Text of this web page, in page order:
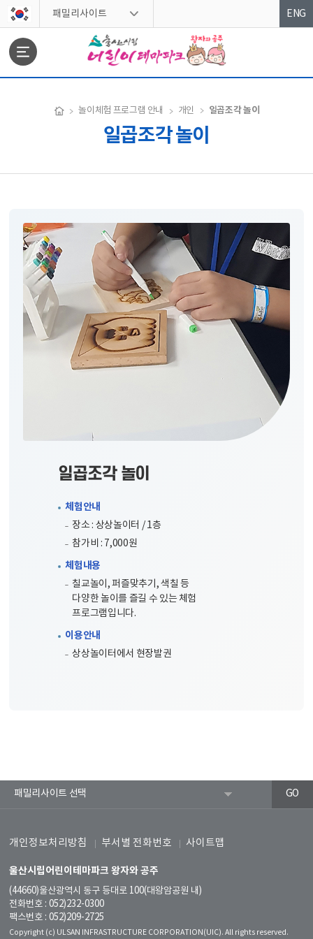
스킵네비게이션
패밀리사이트 ENG
문서위치 놀이체험 프로그램 안내 개인 일곱조각 놀이
일곱조각 놀이
일곱조각 놀이
체험안내
장소 : 상상놀이터 / 1층
참가비 : 7,000원
체험내용
칠교놀이, 퍼즐맞추기, 색칠 등
다양한 놀이를 즐길 수 있는 체험
프로그램입니다.
이용안내
상상놀이터에서 현장발권
개인정보처리방침 부서별 전화번호 사이트맵
울산시립어린이테마파크 왕자와 공주
(44660)울산광역시 동구 등대로 100(대왕암공원 내)
전화번호 : 052)232-0300
팩스번호 : 052)209-2725
Copyright (c) ULSAN INFRASTRUCTURE CORPORATION(UIC). All rights reserved.